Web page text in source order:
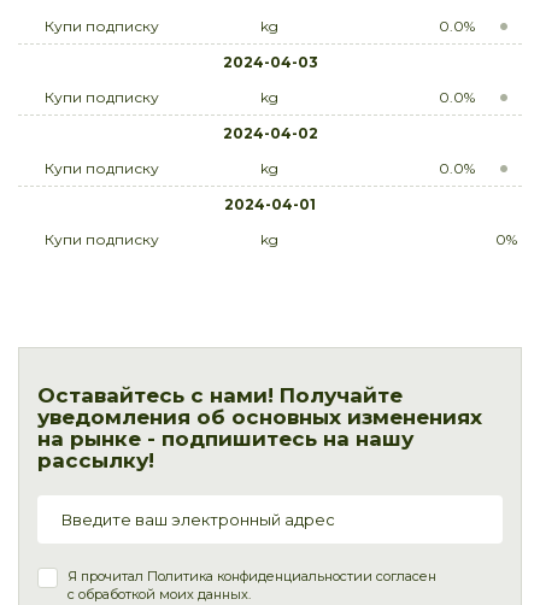
Купи подписку
kg
0.0%
2024-04-03
Купи подписку
kg
0.0%
2024-04-02
Купи подписку
kg
0.0%
2024-04-01
Купи подписку
kg 0%
Оставайтесь с нами! Получайте
уведомления об основных изменениях
на рынке - подпишитесь на нашу
рассылку!
Я прочитал Политика конфиденциальностии согласен
с обработкой моих данных.